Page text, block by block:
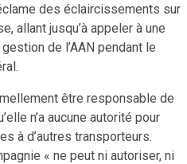
des éclaircissements sur
allant jusqu’à appeler à une
de l’AAN pendant le
être responsable de
n’a aucune autorité pour
à d’autres transporteurs.
« ne peut ni autoriser, ni